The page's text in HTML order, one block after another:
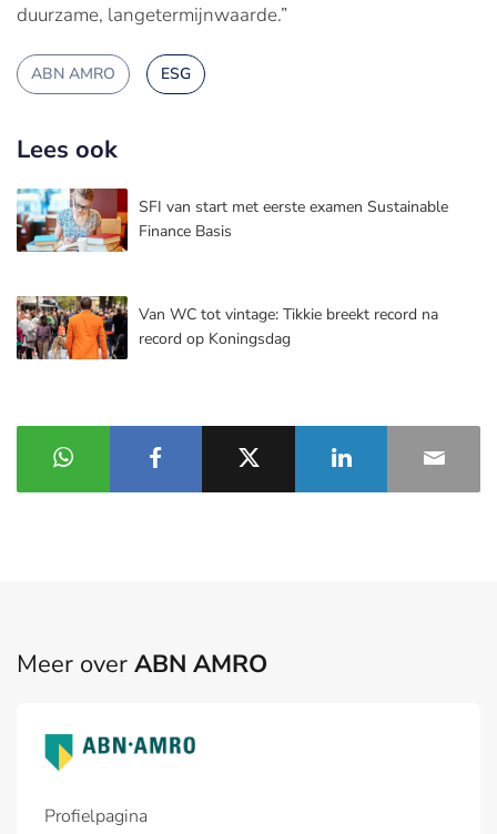
duurzame, langetermijnwaarde.”
ABN AMRO ESG
Lees ook
SFI van start met eerste examen Sustainable
Finance Basis
Van WC tot vintage: Tikkie breekt record na
record op Koningsdag
Meer over ABN AMRO
Profielpagina